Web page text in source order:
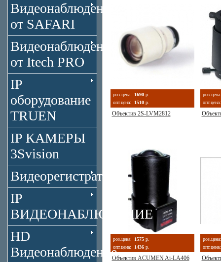
Видеонаблюдение
от SAFARI
Видеонаблюдение
от Itech PRO
IP
оборудование
TRUEN
IP КАМЕРЫ
3Svision
Видеорегистраторы
IP
ВИДЕОНАБЛЮДЕНИЕ
HD
Видеонаблюдение
роз.цена: 1690 р.
опт.цена:
1510 р.
Объектив 2S-LVM2812
роз.цена:
опт.цена:
роз.цена: 1575 р.
опт.цена:
1436 р.
Объектив ACUMEN Ai-LA406
роз.цена:
опт.цена: